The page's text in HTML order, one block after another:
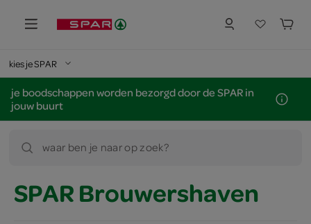
kies je SPAR
je boodschappen worden bezorgd door de SPAR in
jouw buurt
waar ben je naar op zoek?
SPAR Brouwershaven